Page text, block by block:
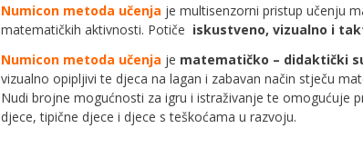
Numicon metoda učenja je multisenzorni pristup učenju
matematičkih aktivnosti. Potiče iskustveno, vizualno i
Numicon metoda učenja je matematičko – didaktički
vizualno opipljivi te djeca na lagan i zabavan način stječu
Nudi brojne mogućnosti za igru i istraživanje te omogućuje
djece, tipične djece i djece s teškoćama u razvoju.